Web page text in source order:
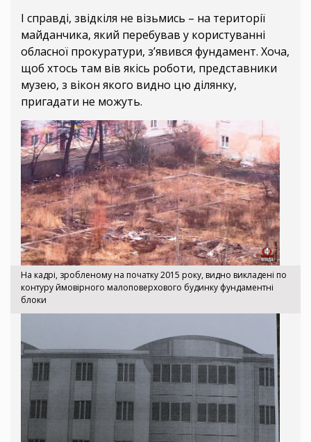
І справді, звідкіля не візьмись – на території
майданчика, який перебував у користуванні
обласної прокуратури, з’явився фундамент. Хоча,
щоб хтось там вів якісь роботи, представники
музею, з вікон якого видно цю ділянку,
пригадати не можуть.
На кадрі, зробленому на початку 2015 року, видно викладені по
контуру ймовірного малоповерхового будинку фундаментні
блоки